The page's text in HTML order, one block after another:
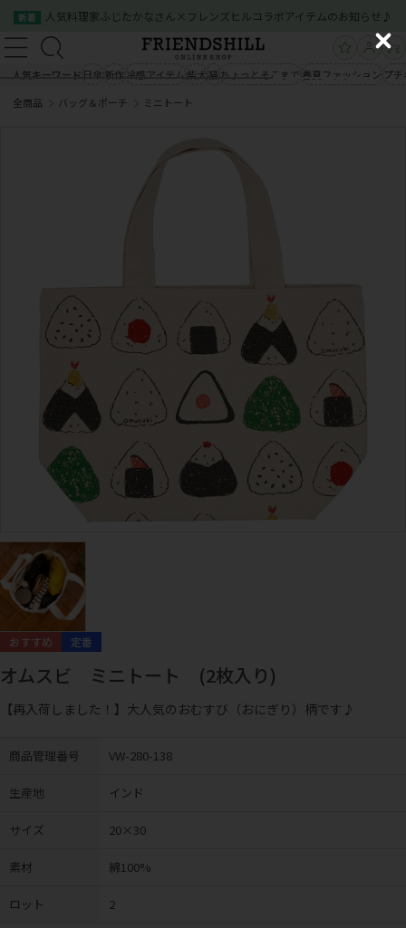
商品一覧
新着 人気料理家ふじたかなさん×フレンズヒルコラボアイテムのお知らせ♪
人気キーワード 日傘 新作 冷感アイテム 柴犬猫 ちょっとそこまで 春夏ファッション プ
ご利用案内
03-5534-0100
全商品 バッグ＆ポーチ ミニトート
定番
オムスビ ミニトート (2枚入り)
【再入荷しました！】大人気のおむすび（おにぎり）柄です♪
商品管理番号 VW-280-138
生産地 インド
サイズ 20×30
素材 綿100%
ロット 2
C
l